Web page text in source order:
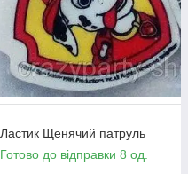
Ластик Щенячий патруль
Готово до відправки 8 од.